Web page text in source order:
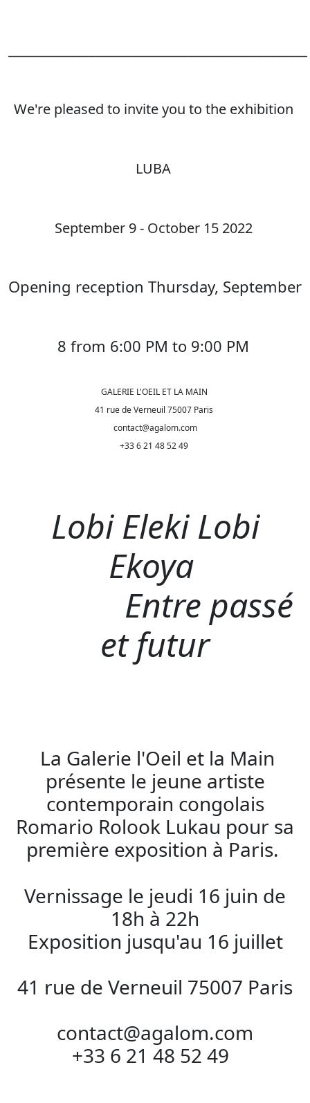
We're pleased to invite you to the exhibition
LUBA
September 9 - October 15 2022
Opening reception Thursday, September
8 from 6:00 PM to 9:00 PM
GALERIE L'OEIL ET LA MAIN
41 rue de Verneuil 75007 Paris
contact@agalom.com
+33 6 21 48 52 49
Lobi Eleki Lobi
Ekoya
Entre passé
et futur
La Galerie l'Oeil et la Main
présente le jeune artiste
contemporain congolais
Romario Rolook Lukau pour sa
première exposition à Paris.
Vernissage le jeudi 16 juin de
18h à 22h
Exposition jusqu'au 16 juillet
41 rue de Verneuil 75007 Paris
contact@agalom.com
+33 6 21 48 52 49